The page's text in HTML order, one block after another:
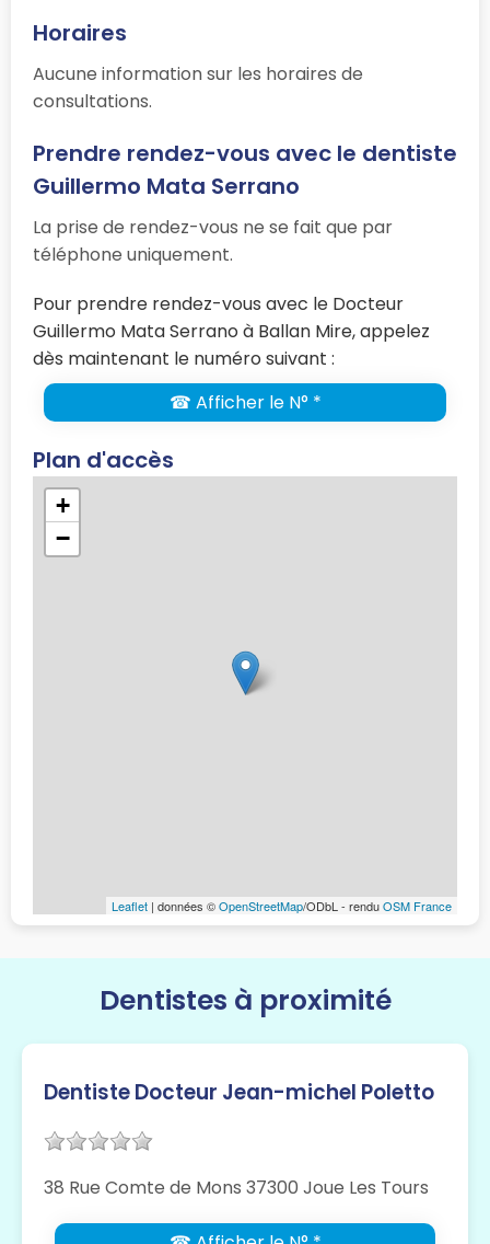
Horaires
Aucune information sur les horaires de
consultations.
Prendre rendez-vous avec le dentiste
Guillermo Mata Serrano
La prise de rendez-vous ne se fait que par
téléphone uniquement.
Pour prendre rendez-vous avec le Docteur
Guillermo Mata Serrano à Ballan Mire, appelez
dès maintenant le numéro suivant :
☎ Afficher le N° *
Plan d'accès
+
−
Leaflet | données ©OpenStreetMap/ODbL - renduOSM France
Dentistes à proximité
Dentiste Docteur Jean-michel Poletto
38 Rue Comte de Mons 37300 Joue Les Tours